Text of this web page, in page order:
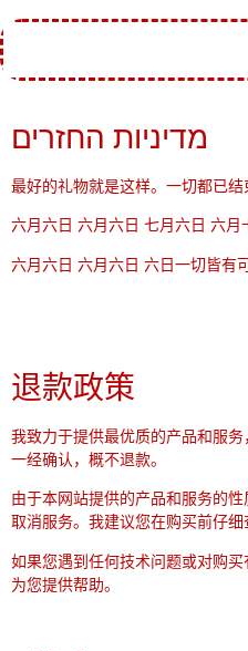
מדיניות החזרים
最好的礼物就是这样。一切都已结
六月六日 六月六日 七月六日 六月
六月六日 六月六日 六日一切皆有可
退款政策
我致力于提供最优质的产品和服
一经确认，概不退款。
由于本网站提供的产品和服务的
取消服务。我建议您在购买前仔细
如果您遇到任何技术问题或对购
为您提供帮助。